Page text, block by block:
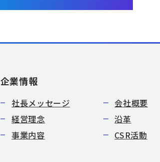
企業情報
社長メッセージ
会社概要
経営理念
沿革
事業内容
CSR活動